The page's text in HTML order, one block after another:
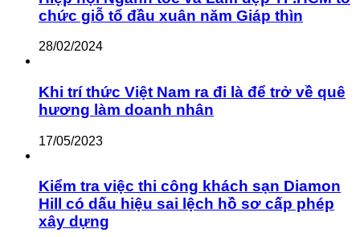
chức giỗ tổ đầu xuân năm Giáp thìn
28/02/2024
Khi trí thức Việt Nam ra đi là để trở về quê
hương làm doanh nhân
17/05/2023
Kiểm tra việc thi công khách sạn Diamon
Hill có dấu hiệu sai lệch hồ sơ cấp phép
xây dựng